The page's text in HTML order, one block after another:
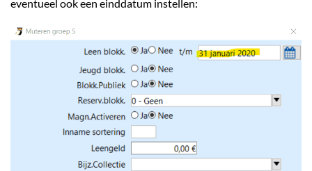
eventueel ook een einddatum instellen: